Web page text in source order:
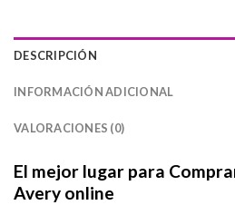
DESCRIPCIÓN
INFORMACIÓN ADICIONAL
VALORACIONES (0)
El mejor lugar para
Avery online